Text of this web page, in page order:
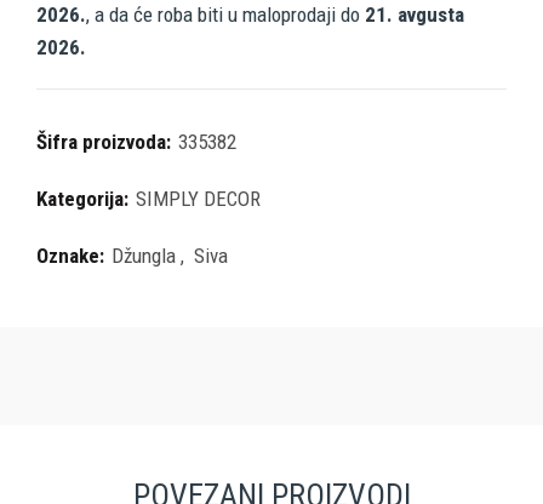
2026., a da će roba biti u maloprodaji do 21. avgusta
2026.
Šifra proizvoda: 335382
Kategorija: SIMPLY DECOR
Oznake: Džungla , Siva
POVEZANI PROIZVODI